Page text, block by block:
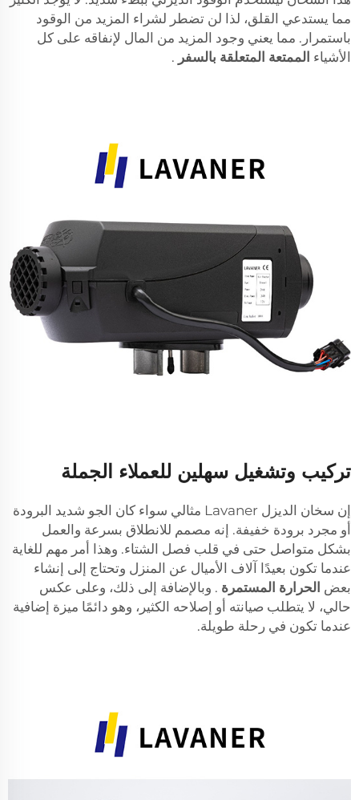
مما يستدعي القلق، لذا لن تضطر لشراء المزيد من الوقود
باستمرار. مما يعني وجود المزيد من المال لإنفاقه على كل
الأشياء الممتعة المتعلقة بالسفر .
تركيب وتشغيل سهلين للعملاء الجملة
إن سخان الديزل Lavaner مثالي سواء كان الجو شديد البرودة
أو مجرد برودة خفيفة. إنه مصمم للانطلاق بسرعة والعمل
بشكل متواصل حتى في قلب فصل الشتاء. وهذا أمر مهم للغاية
عندما تكون بعيدًا آلاف الأميال عن المنزل وتحتاج إلى إنشاء
بعض الحرارة المستمرة . وبالإضافة إلى ذلك، وعلى عكس
حالي، لا يتطلب صيانته أو إصلاحه الكثير، وهو دائمًا ميزة إضافية
عندما تكون في رحلة طويلة.